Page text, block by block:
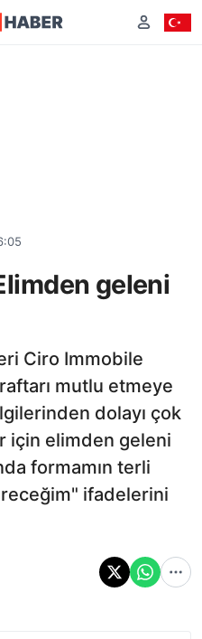
geleni
Ciro Immobile
mutlu etmeye
dolayı çok
için elimden geleni
formamın terli
ifadelerini